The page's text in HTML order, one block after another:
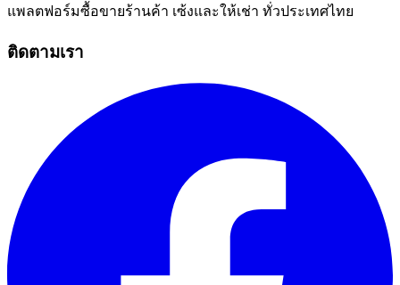
แพลตฟอร์มซื้อขายร้านค้า เซ้งและให้เช่า ทั่วประเทศไทย
ติดตามเรา